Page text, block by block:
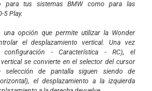
para tus sistemas BMW como para las
5 Play.
una opción que permite utilizar la Wonder
el desplazamiento vertical. Una vez
- Característica - RC), el
se convierte en el selector del cursor
de pantalla siguen siendo de
el desplazamiento a la izquierda